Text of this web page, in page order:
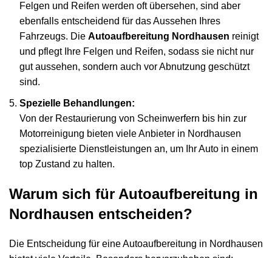
Felgen und Reifen werden oft übersehen, sind aber
ebenfalls entscheidend für das Aussehen Ihres
Fahrzeugs. Die Autoaufbereitung Nordhausen reinigt
und pflegt Ihre Felgen und Reifen, sodass sie nicht nur
gut aussehen, sondern auch vor Abnutzung geschützt
sind.
Spezielle Behandlungen:
Von der Restaurierung von Scheinwerfern bis hin zur
Motorreinigung bieten viele Anbieter in Nordhausen
spezialisierte Dienstleistungen an, um Ihr Auto in einem
top Zustand zu halten.
Warum sich für Autoaufbereitung in
Nordhausen entscheiden?
Die Entscheidung für eine Autoaufbereitung in Nordhausen